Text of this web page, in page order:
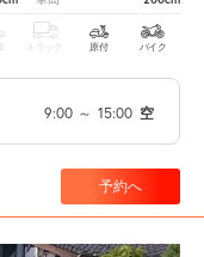
トラック 原付 バイク
9:00 ～ 15:00 空
予約へ